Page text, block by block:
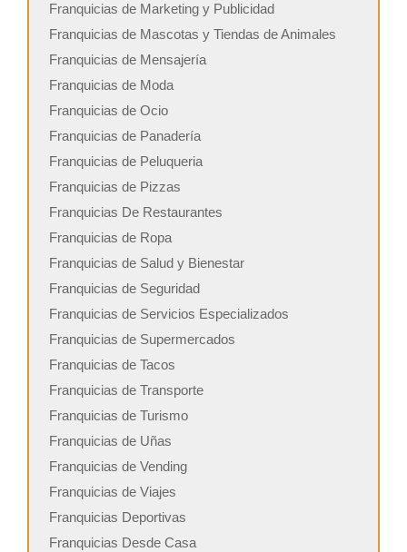
Franquicias de Marketing y Publicidad
Franquicias de Mascotas y Tiendas de Animales
Franquicias de Mensajería
Franquicias de Moda
Franquicias de Ocio
Franquicias de Panadería
Franquicias de Peluqueria
Franquicias de Pizzas
Franquicias De Restaurantes
Franquicias de Ropa
Franquicias de Salud y Bienestar
Franquicias de Seguridad
Franquicias de Servicios Especializados
Franquicias de Supermercados
Franquicias de Tacos
Franquicias de Transporte
Franquicias de Turismo
Franquicias de Uñas
Franquicias de Vending
Franquicias de Viajes
Franquicias Deportivas
Franquicias Desde Casa